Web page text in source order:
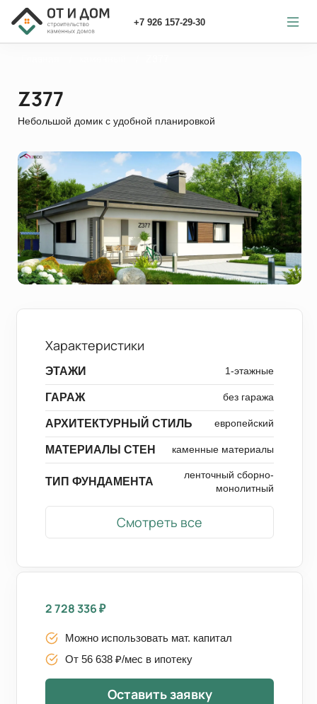
+7 926 157-29-30
Z377
Небольшой домик с удобной планировкой
Характеристики
ЭТАЖИ 1-этажные
ГАРАЖ без гаража
АРХИТЕКТУРНЫЙ СТИЛЬ европейский
МАТЕРИАЛЫ СТЕН каменные материалы
ТИП ФУНДАМЕНТА
ленточный сборно-
монолитный
Смотреть все
2 728 336₽
Можно использовать мат. капитал
От 56 638 ₽/мес в ипотеку
Оставить заявку